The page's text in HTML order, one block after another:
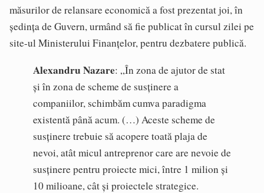
măsurilor de relansare economică a fost prezentat joi, în
ședința de Guvern, urmând să fie publicat în cursul zilei pe
site-ul Ministerului Finanțelor, pentru dezbatere publică.
Alexandru Nazare: „În zona de ajutor de stat
și în zona de scheme de susținere a
companiilor, schimbăm cumva paradigma
existentă până acum. (…) Aceste scheme de
susținere trebuie să acopere toată plaja de
nevoi, atât micul antreprenor care are nevoie de
susținere pentru proiecte mici, între 1 milion și
10 milioane, cât și proiectele strategice.